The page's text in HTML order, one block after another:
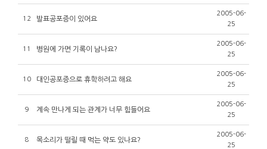
12 발표공포증이 있어요
2005-06-
25
11 병원에 가면 기록이 남나요?
2005-06-
25
10 대인공포증으로 휴학하려고 해요
2005-06-
25
9 계속 만나게 되는 관계가 너무 힘들어요
2005-06-
25
8 목소리가 떨릴 때 먹는 약도 있나요?
2005-06-
25